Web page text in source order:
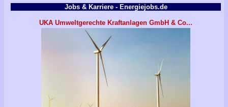
Jobs & Karriere - Energiejobs.de
UKA Umweltgerechte Kraftanlagen GmbH & Co...